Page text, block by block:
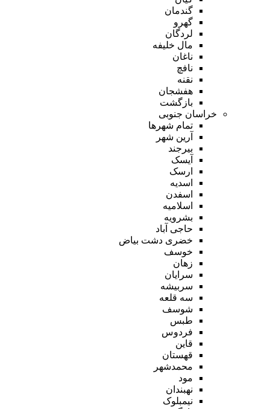
گندمان
گهرو
لردگان
مال خلیفه
ناغان
نافچ
نقنه
هفشجان
بازگشت
خراسان جنوبی
تمام شهر‌ها
آرین شهر
بیرجند
آیسک
ارسک
اسدیه
اسفدن
اسلامیه
بشرویه
حاجی آباد
خضری دشت بیاض
خوسف
زهان
سرایان
سربیشه
سه قلعه
شوسف
طبس
فردوس
قاین
قهستان
محمدشهر
مود
نهبندان
نیمبلوک